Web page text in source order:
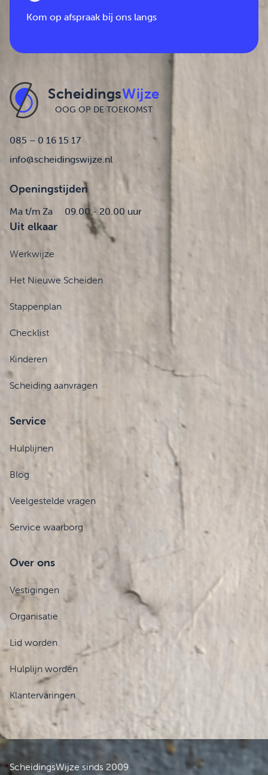
Kom op afspraak bij ons langs
ScheidingsWijze
OOG OP DE TOEKOMST
085 – 0 16 15 17
info@scheidingswijze.nl
Openingstijden
Ma t/m Za 09.00 - 20.00 uur
Uit elkaar
Werkwijze
Het Nieuwe Scheiden
Stappenplan
Checklist
Kinderen
Scheiding aanvragen
Service
Hulplijnen
Blog
Veelgestelde vragen
Service waarborg
Over ons
Vestigingen
Organisatie
Lid worden
Hulplijn worden
Klantervaringen
ScheidingsWijze sinds 2009